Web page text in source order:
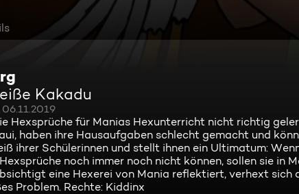
Kakadu
Hexsprüche für Manias Hexunterricht nicht richtig
haben ihre Hausaufgaben schlecht gemacht und
ihrer Schülerinnen und stellt ihnen ein Ultimatum:
noch immer noch nicht können, sollen sie in
eine Hexerei von Mania reflektiert, verhext sich
Problem. Rechte: Kiddinx